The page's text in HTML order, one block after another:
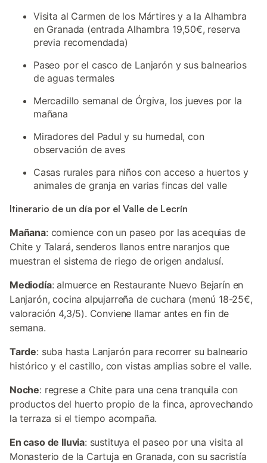
Visita al Carmen de los Mártires y a la Alhambra
en Granada (entrada Alhambra 19,50€, reserva
previa recomendada)
Paseo por el casco de Lanjarón y sus balnearios
de aguas termales
Mercadillo semanal de Órgiva, los jueves por la
mañana
Miradores del Padul y su humedal, con
observación de aves
Casas rurales para niños con acceso a huertos y
animales de granja en varias fincas del valle
Itinerario de un día por el Valle de Lecrín
Mañana: comience con un paseo por las acequias de
Chite y Talará, senderos llanos entre naranjos que
muestran el sistema de riego de origen andalusí.
Mediodía: almuerce en Restaurante Nuevo Bejarín en
Lanjarón, cocina alpujarreña de cuchara (menú 18-25€,
valoración 4,3/5). Conviene llamar antes en fin de
semana.
Tarde: suba hasta Lanjarón para recorrer su balneario
histórico y el castillo, con vistas amplias sobre el valle.
Noche: regrese a Chite para una cena tranquila con
productos del huerto propio de la finca, aprovechando
la terraza si el tiempo acompaña.
En caso de lluvia: sustituya el paseo por una visita al
Monasterio de la Cartuja en Granada, con su sacristía